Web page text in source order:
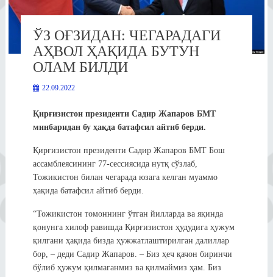
ЎЗ ОҒЗИДАН: ЧЕГАРАДАГИ
АҲВОЛ ҲАҚИДА БУТУН
ОЛАМ БИЛДИ
22.09.2022
Қирғизистон президенти Садир Жапаров БМТ
минбаридан бу ҳақда батафсил айтиб берди.
Қирғизистон президенти Садир Жапаров БМТ Бош
ассамблеясининг 77-сессиясида нутқ сўзлаб,
Тожикистон билан чегарада юзага келган муаммо
ҳақида батафсил айтиб берди.
“Тожикистон томоннинг ўтган йилларда ва яқинда
қонунга хилоф равишда Қирғизистон ҳудудига ҳужум
қилгани ҳақида бизда ҳужжатлаштирилган далиллар
бор, – деди Садир Жапаров. – Биз ҳеч қачон биринчи
бўлиб ҳужум қилмаганмиз ва қилмаймиз ҳам. Биз